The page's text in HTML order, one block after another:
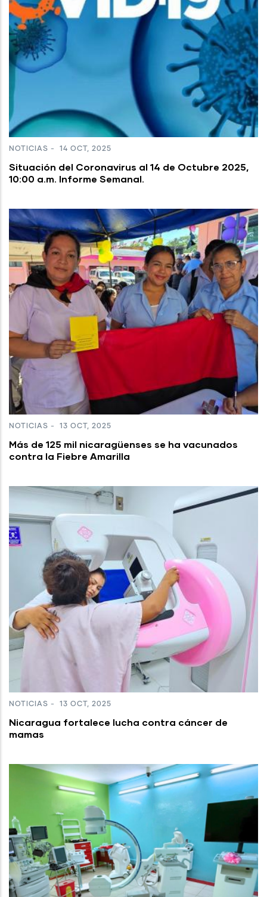
NOTICIAS - 14 OCT, 2025
Situación del Coronavirus al 14 de Octubre 2025,
10:00 a.m. Informe Semanal.
NOTICIAS - 13 OCT, 2025
Más de 125 mil nicaragüenses se ha vacunados
contra la Fiebre Amarilla
NOTICIAS - 13 OCT, 2025
Nicaragua fortalece lucha contra cáncer de
mamas